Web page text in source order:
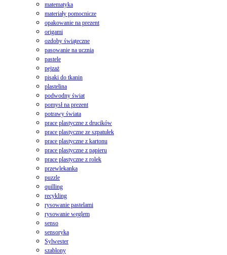
matematyka
materiały pomocnicze
opakowanie na prezent
origami
ozdoby świąteczne
pasowanie na ucznia
pastele
pejzaż
pisaki do tkanin
plastelina
podwodny świat
pomysł na prezent
potrawy świata
prace plastyczne z drucików
prace plastyczne ze szpatułek
prace plastyczne z kartonu
prace plastyczne z papieru
prace plastyczne z rolek
przewlekanka
puzzle
quilling
recykling
rysowanie pastelami
rysowanie węglem
senso
sensoryka
Sylwester
szablony